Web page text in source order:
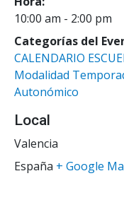
10:00 am - 2:00 pm
Categorías del
CALENDARIO
Modalidad
Autonómico
Local
Valencia
España + Google